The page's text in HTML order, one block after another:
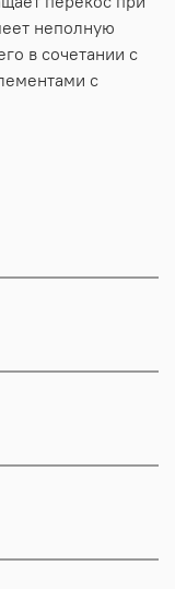
неполную
в сочетании с
с